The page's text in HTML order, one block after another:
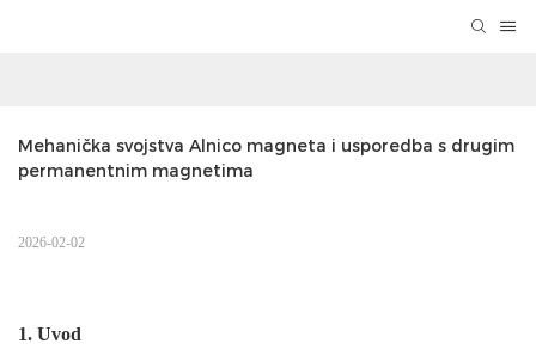
Mehanička svojstva Alnico magneta i usporedba s drugim
permanentnim magnetima
2026-02-02
1. Uvod